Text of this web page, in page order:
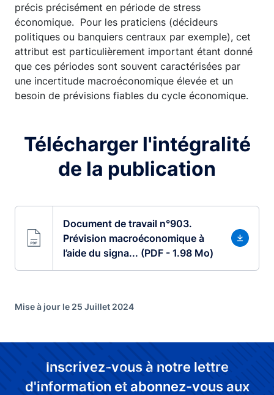
précis précisément en période de stress
économique. Pour les praticiens (décideurs
politiques ou banquiers centraux par exemple), cet
attribut est particulièrement important étant donné
que ces périodes sont souvent caractérisées par
une incertitude macroéconomique élevée et un
besoin de prévisions fiables du cycle économique.
Télécharger l'intégralité
de la publication
Document de travail n°903.
Prévision macroéconomique à
l’aide du signa... (PDF - 1.98 Mo)
Mise à jour le 25 Juillet 2024
Inscrivez-vous à notre lettre
d'information et abonnez-vous aux